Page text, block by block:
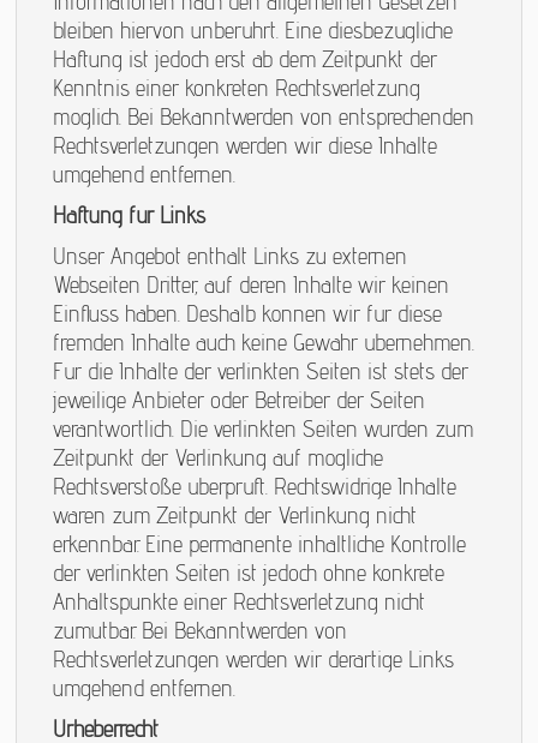
bleiben hiervon unberührt. Eine diesbezügliche
Haftung ist jedoch erst ab dem Zeitpunkt der
Kenntnis einer konkreten Rechtsverletzung
möglich. Bei Bekanntwerden von entsprechenden
Rechtsverletzungen werden wir diese Inhalte
umgehend entfernen.
Haftung für Links
Unser Angebot enthält Links zu externen
Webseiten Dritter, auf deren Inhalte wir keinen
Einfluss haben. Deshalb können wir für diese
fremden Inhalte auch keine Gewähr übernehmen.
Für die Inhalte der verlinkten Seiten ist stets der
jeweilige Anbieter oder Betreiber der Seiten
verantwortlich. Die verlinkten Seiten wurden zum
Zeitpunkt der Verlinkung auf mögliche
Rechtsverstöße überprüft. Rechtswidrige Inhalte
waren zum Zeitpunkt der Verlinkung nicht
erkennbar. Eine permanente inhaltliche Kontrolle
der verlinkten Seiten ist jedoch ohne konkrete
Anhaltspunkte einer Rechtsverletzung nicht
zumutbar. Bei Bekanntwerden von
Rechtsverletzungen werden wir derartige Links
umgehend entfernen.
Urheberrecht